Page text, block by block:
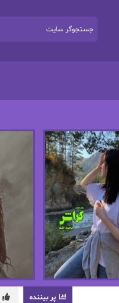
پر بیننده